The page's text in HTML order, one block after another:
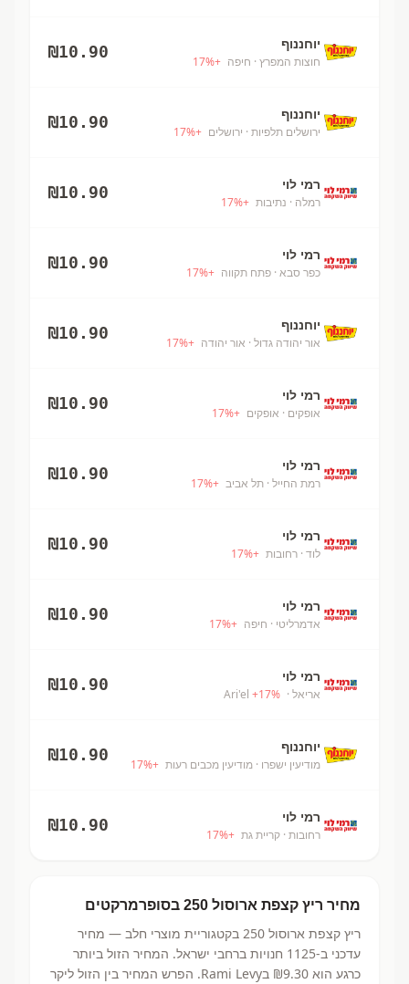
יוחננוף
חוצות המפרץ · חיפה +
17%
₪10.90
יוחננוף
ירושלים תלפיות · ירושלים +
17%
₪10.90
רמי לוי
רמלה · נתיבות +
17%
₪10.90
רמי לוי
כפר סבא · פתח תקווה +
17%
₪10.90
יוחננוף
אור יהודה גדול · אור יהודה +
17%
₪10.90
רמי לוי
אופקים · אופקים +
17%
₪10.90
רמי לוי
רמת החייל · תל אביב +
17%
₪10.90
רמי לוי
לוד · רחובות +
17%
₪10.90
רמי לוי
אדמרליטי · חיפה +
17%
₪10.90
רמי לוי
אריאל · Ari'el
+17%
₪10.90
יוחננוף
מודיעין ישפרו · מודיעין מכבים רעות +
17%
₪10.90
רמי לוי
רחובות · קריית גת +
17%
₪10.90
מחיר ריץ קצפת ארוסול 250 בסופרמרקטים
ריץ קצפת ארוסול 250 בקטגוריית מוצרי חלב — מחיר
עדכני ב-1125 חנויות ברחבי ישראל. המחיר הזול ביותר
כרגע הוא ₪9.30
בRami Levy.
הפרש המחיר בין הזול ליקר